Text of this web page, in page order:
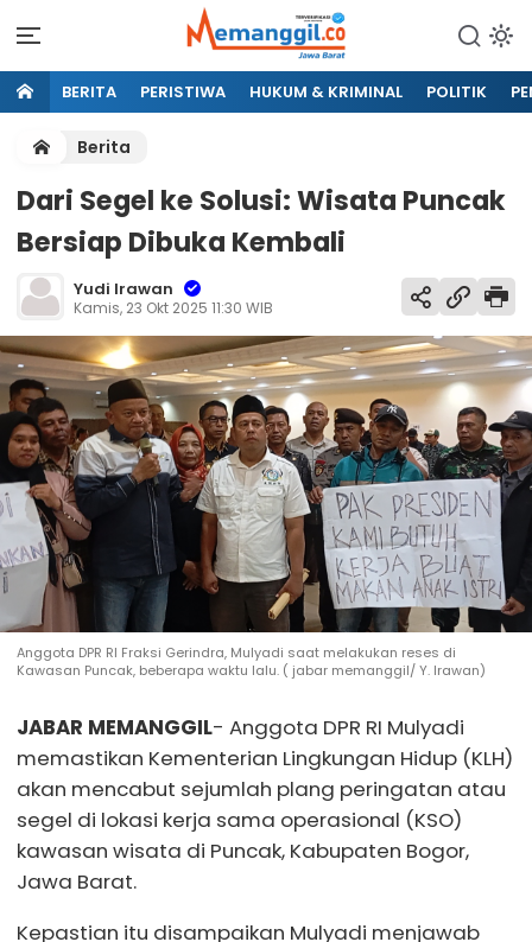
BERITA PERISTIWA HUKUM & KRIMINAL POLITIK
Berita
Dari Segel ke Solusi: Wisata Puncak
Bersiap Dibuka Kembali
Yudi Irawan
Kamis, 23 Okt 2025 11:30 WIB
Anggota DPR RI Fraksi Gerindra, Mulyadi saat melakukan reses di
Kawasan Puncak, beberapa waktu lalu. ( jabar memanggil/ Y. Irawan)
JABAR MEMANGGIL- Anggota DPR RI Mulyadi
memastikan Kementerian Lingkungan Hidup (KLH)
akan mencabut sejumlah plang peringatan atau
segel di lokasi kerja sama operasional (KSO)
kawasan wisata di Puncak, Kabupaten Bogor,
Jawa Barat.
Kepastian itu disampaikan Mulyadi menjawab